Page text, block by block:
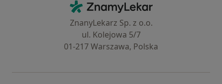
ZnamyLekar - Hlavní stránka
ZnanyLekarz Sp. z o.o.
ul. Kolejowa 5/7
01-217 Warszawa, Polska